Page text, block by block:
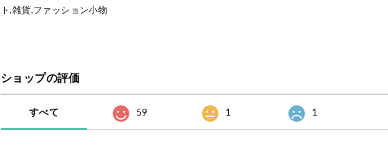
ト,雑貨,ファッション小物
ショップの評価
すべて 59 1 1